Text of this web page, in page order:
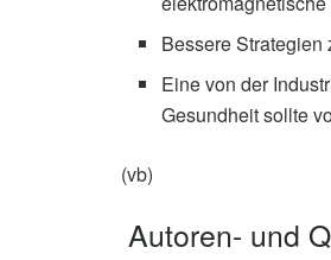
Bessere
Eine von der
Gesundheit sollte
(vb)
Autoren- und